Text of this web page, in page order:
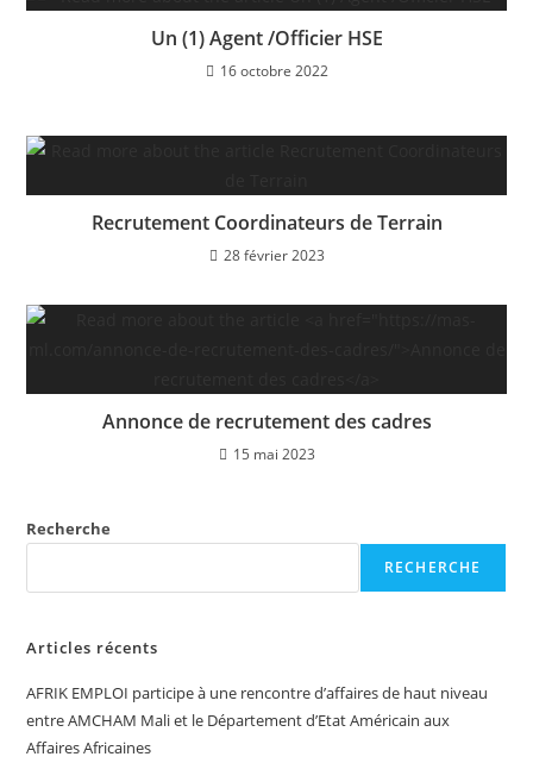
Un (1) Agent /Officier HSE
16 octobre 2022
Recrutement Coordinateurs de Terrain
28 février 2023
Annonce de recrutement des cadres
15 mai 2023
Recherche
RECHERCHE
Articles récents
AFRIK EMPLOI participe à une rencontre d’affaires de haut niveau
entre AMCHAM Mali et le Département d’Etat Américain aux
Affaires Africaines